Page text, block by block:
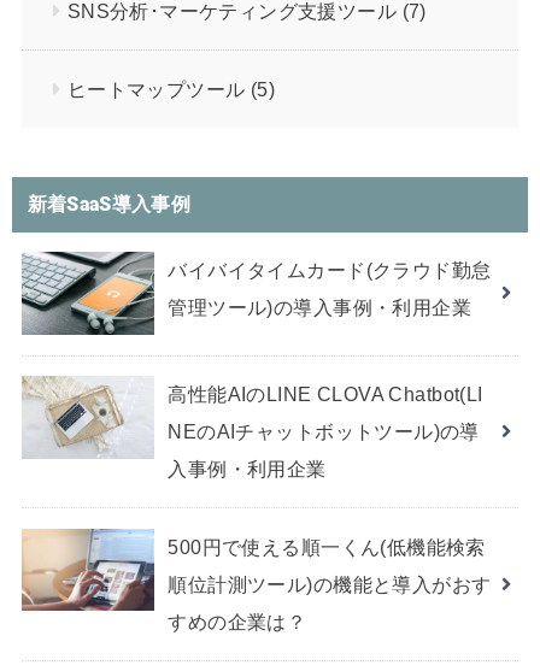
SNS分析･マーケティング支援ツール (7)
ヒートマップツール (5)
新着SaaS導入事例
バイバイタイムカード(クラウド勤怠
管理ツール)の導入事例・利用企業
高性能AIのLINE CLOVA Chatbot(LI
NEのAIチャットボットツール)の導
入事例・利用企業
500円で使える順一くん(低機能検索
順位計測ツール)の機能と導入がおす
すめの企業は？